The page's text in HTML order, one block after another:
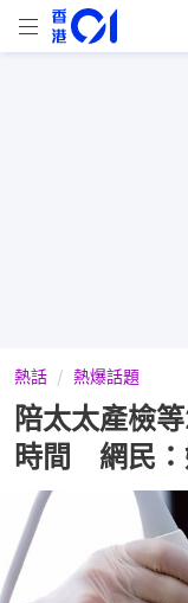
熱話 熱爆話題
陪太太產檢
時間 網民：